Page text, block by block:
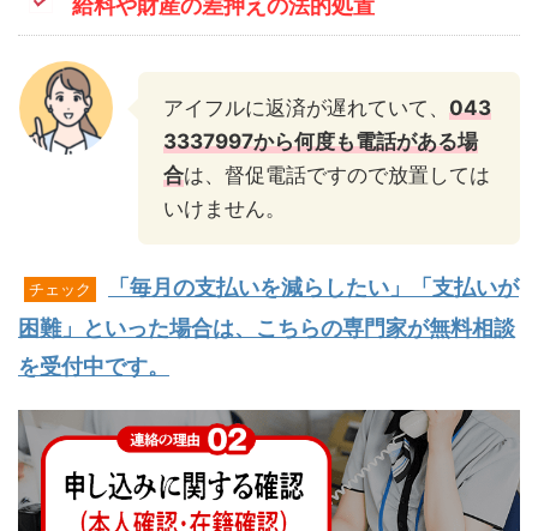
給料や財産の差押えの法的処置
アイフルに返済が遅れていて、 043
3337997から何度も電話がある場
合は、督促電話ですので放置しては
いけません。
チェック
「毎月の支払いを減らしたい」「支払いが
困難」といった場合は、こちらの専門家が無料相談
を受付中です。